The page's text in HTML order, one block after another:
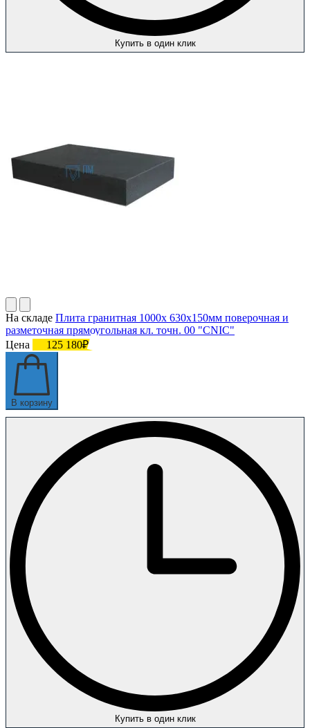
Купить в один клик
На складе Плита гранитная 1000х 630х150мм поверочная и
разметочная прямоугольная кл. точн. 00 "CNIC"
Цена
125 180₽
В корзину
Купить в один клик